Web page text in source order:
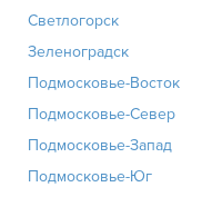
Светлогорск
Зеленоградск
Подмосковье-Восток
Подмосковье-Север
Подмосковье-Запад
Подмосковье-Юг